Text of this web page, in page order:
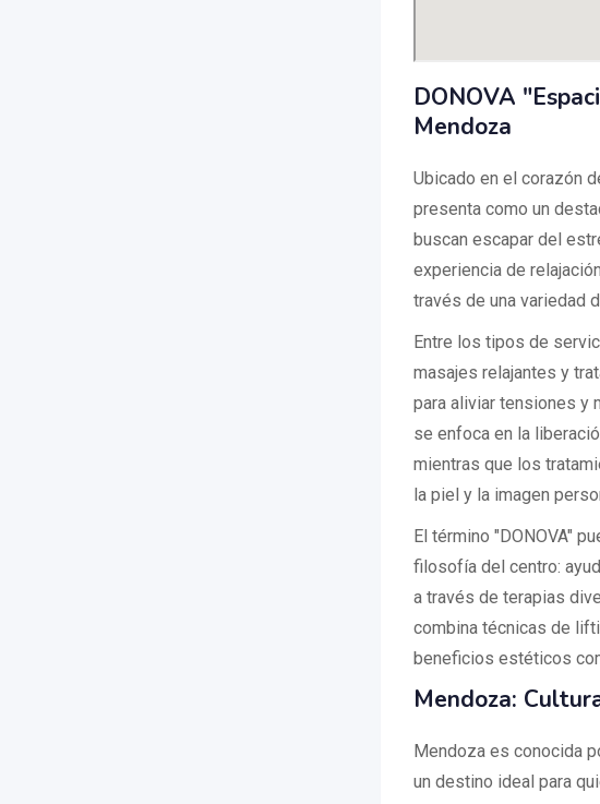
DONOVA
Mendoza
Ubicado en el corazón
presenta como un
buscan escapar del
experiencia de
través de una variedad
Entre los tipos de
masajes relajantes y
para aliviar tensiones y
se enfoca en la
mientras que los
la piel y la imagen
El término "DONOVA"
filosofía del centro:
a través de terapias
combina técnicas de
beneficios estéticos
Mendoza:
Mendoza es conocida
un destino ideal para